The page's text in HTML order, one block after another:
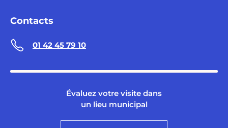
Contacts
01 42 45 79 10
Évaluez votre visite dans
un lieu municipal